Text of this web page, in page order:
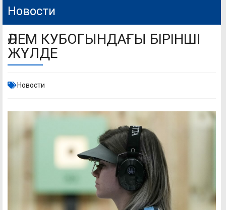
Новости
ӘЛЕМ КУБОГЫНДАҒЫ БІРІНШІ
ЖҮЛДЕ
Новости